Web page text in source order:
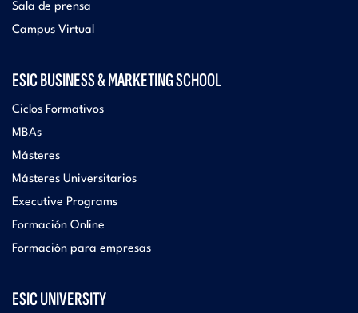
Sala de prensa
Campus Virtual
ESIC BUSINESS & MARKETING SCHOOL
Ciclos Formativos
MBAs
Másteres
Másteres Universitarios
Executive Programs
Formación Online
Formación para empresas
ESIC UNIVERSITY